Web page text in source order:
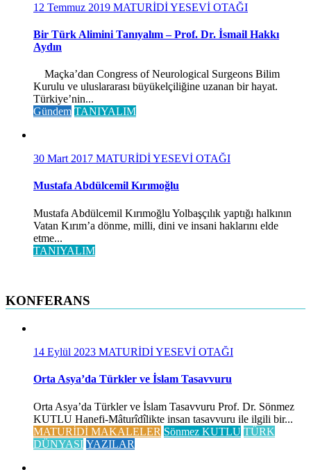
12 Temmuz 2019 MATURİDİ YESEVİ OTAĞI
Bir Türk Alimini Tanıyalım – Prof. Dr. İsmail Hakkı
Aydın
Maçka’dan Congress of Neurological Surgeons Bilim
Kurulu ve uluslararası büyükelçiliğine uzanan bir hayat.
Türkiye’nin...
Gündem TANIYALIM
30 Mart 2017 MATURİDİ YESEVİ OTAĞI
Mustafa Abdülcemil Kırımoğlu
Mustafa Abdülcemil Kırımoğlu Yolbaşçılık yaptığı halkının
Vatan Kırım’a dönme, milli, dini ve insani haklarını elde
etme...
TANIYALIM
KONFERANS
14 Eylül 2023 MATURİDİ YESEVİ OTAĞI
Orta Asya’da Türkler ve İslam Tasavvuru
Orta Asya’da Türkler ve İslam Tasavvuru Prof. Dr. Sönmez
KUTLU Hanefi-Mâturîdîlikte insan tasavvuru ile ilgili bir...
MATURİDİ MAKALELER Sönmez KUTLU TÜRK
DÜNYASI YAZILAR